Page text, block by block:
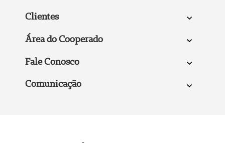
Clientes
Área do Cooperado
Fale Conosco
Comunicação